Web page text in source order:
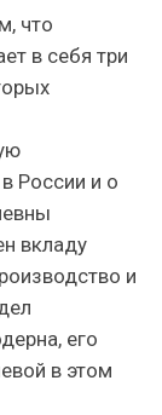
что
в себя три
России и о
вкладу
и
его
в этом